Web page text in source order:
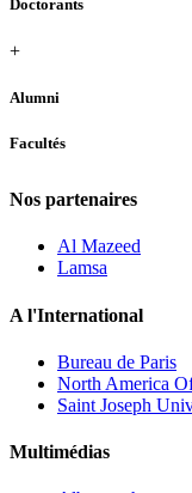
Doctorants
+
Alumni
Facultés
Nos partenaires
Al Mazeed
Lamsa
A l'International
Bureau de Paris
North America
Saint Joseph
Multimédias